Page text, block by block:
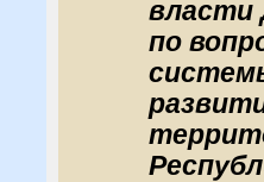
власти
по